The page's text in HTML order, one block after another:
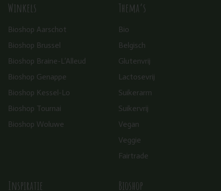
Winkels
Bioshop Aarschot
Bioshop Brussel
Bioshop Braine-L’Alleud
Bioshop Genappe
Bioshop Kessel-Lo
Bioshop Tournai
Bioshop Woluwe
Thema’s
Bio
Belgisch
Glutenvrij
Lactosevrij
Suikerarm
Suikervrij
Vegan
Veggie
Fairtrade
Inspiratie Bioshop